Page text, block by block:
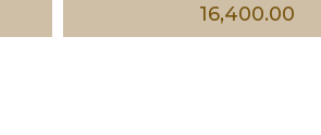
16,400.00